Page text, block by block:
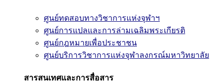
ศูนย์ทดสอบทางวิชาการแห่งจุฬาฯ
ศูนย์การแปลและการล่ามเฉลิมพระเกียรติ
ศูนย์กฎหมายเพื่อประชาชน
ศูนย์บริการวิชาการแห่งจุฬาลงกรณ์มหาวิทยาลัย
สารสนเทศและการสื่อสาร